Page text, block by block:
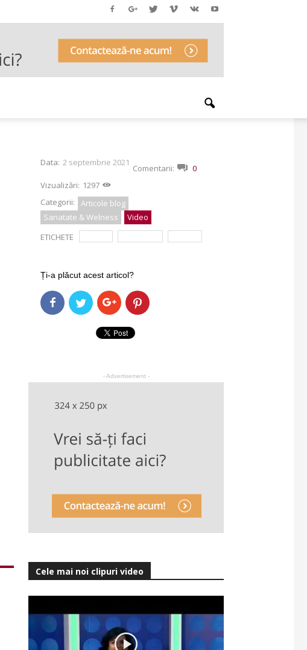
Data: 2 septembrie 2021
Comentarii:
0
Vizualizări: 1297
Categorii:
Articole blog
Sanatate & Welness
Video
ETICHETE
Ți-a plăcut acest articol?
- Advertisement -
Cele mai noi clipuri video